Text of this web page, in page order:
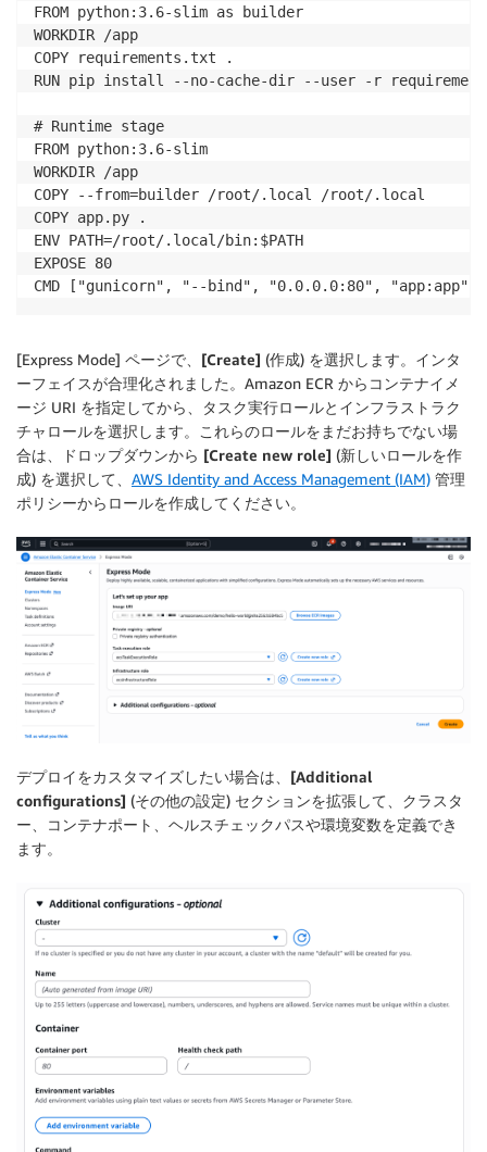
FROM python:3.6-slim as builder
WORKDIR /app
COPY requirements.txt .
RUN pip install --no-cache-dir --user -r
# Runtime stage
FROM python:3.6-slim
WORKDIR /app
COPY --from=builder /root/.local /root/.local
COPY app.py .
ENV PATH=/root/.local/bin:$PATH
EXPOSE 80
[Express Mode] ページで、 [Create] (作成) を選択します。インタ
ーフェイスが合理化されました。Amazon ECR からコンテナイメ
ージ URI を指定してから、タスク実行ロールとインフラストラク
チャロールを選択します。これらのロールをまだお持ちでない場
合は、ドロップダウンから [Create new role] (新しいロールを作
成) を選択して、 AWS Identity and Access Management (IAM) 管理
ポリシーからロールを作成してください。
デプロイをカスタマイズしたい場合は、 [Additional
configurations] (その他の設定) セクションを拡張して、クラスタ
ー、コンテナポート、ヘルスチェックパスや環境変数を定義でき
ます。